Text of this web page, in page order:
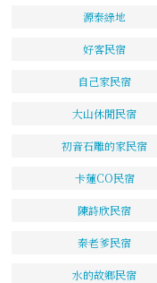
源泰綠地
好客民宿
自己家民宿
大山休閒民宿
初音石雕的家民宿
卡蓮CO民宿
陳詩欣民宿
秦老爹民宿
水的故鄉民宿